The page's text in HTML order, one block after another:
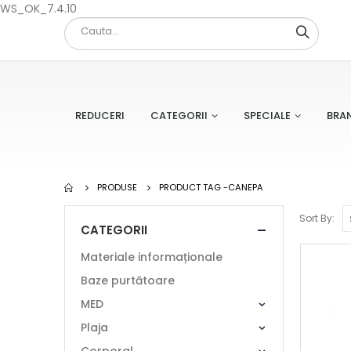
WS_OK_7.4.10
REDUCERI CATEGORII SPECIALE
PRODUSE PRODUCT TAG -CANEPA
Sort By:
CATEGORII
Materiale informaționale
Baze purtătoare
MED
Plaja